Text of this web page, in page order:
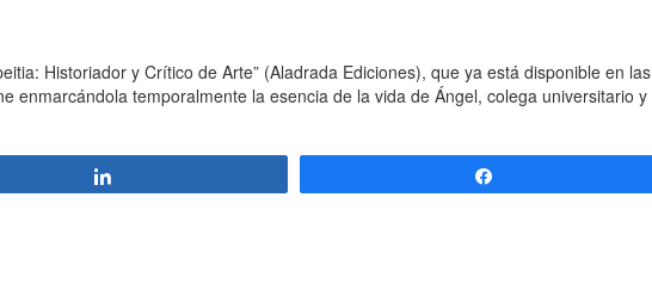
Historiador y Crítico de Arte” (Aladrada Ediciones), que ya está disponible en las
enmarcándola temporalmente la esencia de la vida de Ángel, colega universitario y